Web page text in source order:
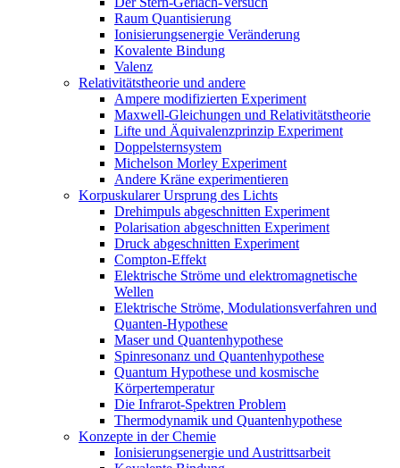
Raum Quantisierung
Ionisierungsenergie Veränderung
Kovalente Bindung
Valenz
Relativitätstheorie und andere
Ampere modifizierten Experiment
Maxwell-Gleichungen und Relativitätstheorie
Lifte und Äquivalenzprinzip Experiment
Doppelsternsystem
Michelson Morley Experiment
Andere Kräne experimentieren
Korpuskularer Ursprung des Lichts
Drehimpuls abgeschnitten Experiment
Polarisation abgeschnitten Experiment
Druck abgeschnitten Experiment
Compton-Effekt
Elektrische Ströme und elektromagnetische
Wellen
Elektrische Ströme, Modulationsverfahren und
Quanten-Hypothese
Maser und Quantenhypothese
Spinresonanz und Quantenhypothese
Quantum Hypothese und kosmische
Körpertemperatur
Die Infrarot-Spektren Problem
Thermodynamik und Quantenhypothese
Konzepte in der Chemie
Ionisierungsenergie und Austrittsarbeit